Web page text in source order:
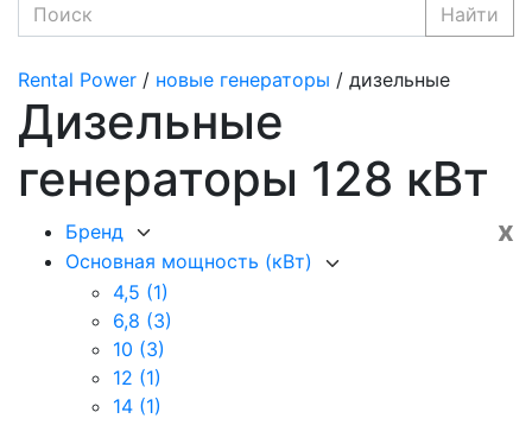
Найти
Rental Power / новые генераторы / дизельные
Дизельные
генераторы 128 кВт
x
Бренд
Основная мощность (кВт)
4,5 (1)
6,8 (3)
10 (3)
12 (1)
14 (1)